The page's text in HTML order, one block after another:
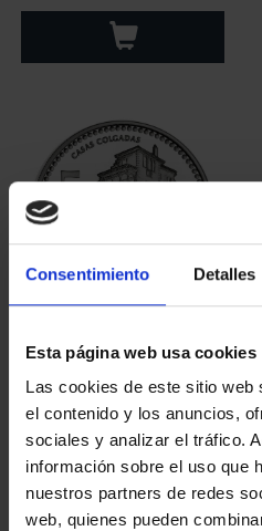
Consentimiento Detalles
Esta página web usa cookies
Las cookies de este sitio web
el contenido y los anuncios,
sociales y analizar el tráfico.
información sobre el uso que
nuestros partners de redes
web, quienes pueden
- CUENCA
73,00 €